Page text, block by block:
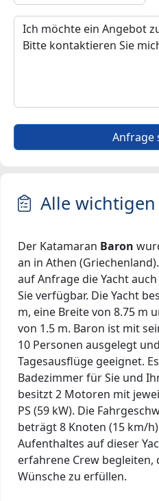
Anfrage
Alle wichtigen
Der Katamaran Baron
an in Athen
auf Anfrage die Yacht
Sie verfügbar. Die Yacht
m, eine Breite von 8.75 m
von 1.5 m. Baron ist mit
10 Personen ausgelegt
Tagesausflüge geeignet.
Badezimmer für Sie und
besitzt 2 Motoren mit
PS (59 kW). Die
beträgt 8 Knoten (15 km/
Aufenthaltes auf dieser
erfahrene Crew begleiten,
Wünsche zu erfüllen.